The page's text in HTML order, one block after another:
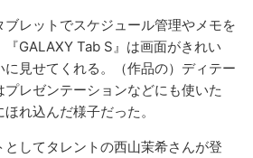
レットでスケジュール管理やメモを
GALAXY Tab S』は画面がきれい
見せてくれる。（作品の）ディテー
レゼンテーションなどにも使いた
れ込んだ様子だった。
としてタレントの西山茉希さんが登